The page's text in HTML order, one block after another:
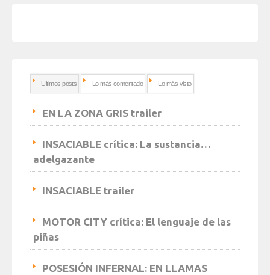
Ultimos posts Lo más comentado Lo más visto
EN LA ZONA GRIS trailer
INSACIABLE crítica: La sustancia…
adelgazante
INSACIABLE trailer
MOTOR CITY crítica: El lenguaje de las
piñas
POSESIÓN INFERNAL: EN LLAMAS